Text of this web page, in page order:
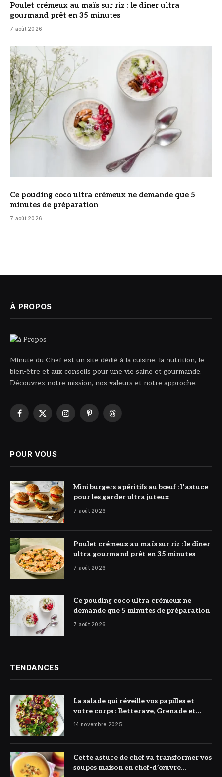
Poulet crémeux au maïs sur riz : le dîner ultra
gourmand prêt en 35 minutes
7 août 2026
© DR
Ce pouding coco ultra crémeux ne demande que 5
minutes de préparation
7 août 2026
À PROPOS
Minute du Chef est un site dédié à la cuisine, la nutrition, le
bien-être et aux conseils pour une vie saine et gourmande.
Découvrez notre mission, nos valeurs et notre approche.
Facebook
X
InstagramPinterestThreads
POUR VOUS
© DR
Mini burgers apéritifs au bœuf : l’astuce
pour les garder ultra juteux
7 août 2026
© DR
Poulet crémeux au maïs sur riz : le dîner
ultra gourmand prêt en 35 minutes
7 août 2026
© DR
Ce pouding coco ultra crémeux ne
demande que 5 minutes de préparation
7 août 2026
TENDANCES
La salade qui réveille vos papilles et
votre corps : Betterave, Grenade et
Citron à l’honneur
14 novembre 2025
Cette astuce de chef va transformer vos
soupes maison en chef-d’œuvre